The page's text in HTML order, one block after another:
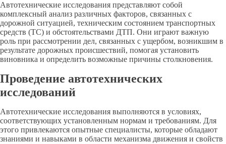
Автотехнические исследования представляют собой
комплексный анализ различных факторов, связанных с
дорожной ситуацией, техническим состоянием транспортных
средств (ТС) и обстоятельствами ДТП. Они играют важную
роль при рассмотрении дел, связанных с ущербом, возникшим в
результате дорожных происшествий, помогая установить
виновника и определить возможные причины столкновения.
Проведение автотехнических
исследований
Автотехнические исследования выполняются в условиях,
соответствующих установленным нормам и требованиям. Для
этого привлекаются опытные специалисты, которые обладают
знаниями и навыками в области механизма движения и свойств